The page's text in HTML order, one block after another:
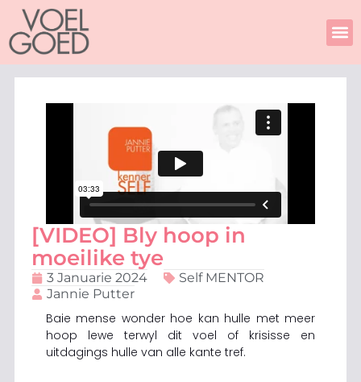
Skip
content
[VIDEO] Bly hoop in
moeilike tye
3 Januarie 2024
Self MENTOR
Jannie Putter
Baie mense wonder hoe kan hulle met meer
hoop lewe terwyl dit voel of krisisse en
uitdagings hulle van alle kante tref.